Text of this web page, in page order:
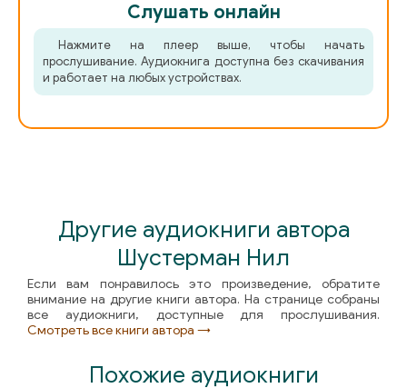
053 EVERWILD
054 EVERWILD
059 EVERWILD
061 EVERWILD
063 EVERWILD
Слушать онлайн
Нажмите на плеер выше, чтобы начать
прослушивание. Аудиокнига доступна без скачивания
и работает на любых устройствах.
Другие аудиокниги автора
Шустерман Нил
Если вам понравилось это произведение, обратите
внимание на другие книги автора. На странице собраны
все аудиокниги, доступные для прослушивания.
Смотреть все книги автора →
Похожие аудиокниги